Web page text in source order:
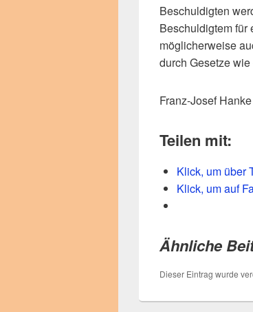
Beschuldigten
Beschuldigtem für
möglicherweise
durch Gesetze
Franz-Josef Hanke
Teilen mit:
Klick, um über
Klick, um auf
Ähnliche
Dieser Eintrag wurde